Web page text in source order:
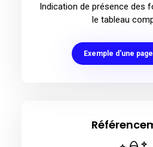
Indication de présence des
le tableau
Exemple d'une page